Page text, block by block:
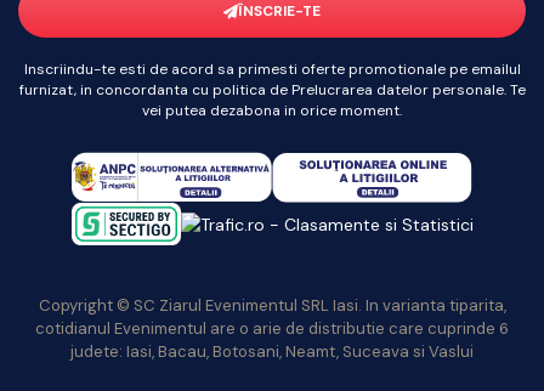
ÎNSCRIE-TE
Inscriindu-te esti de acord sa primesti oferte promotionale pe emailul
furnizat, in concordanta cu politica de Prelucrarea datelor personale. Te
vei putea dezabona in orice moment.
Copyright © SC Ziarul Evenimentul SRL Iasi. In varianta tiparita,
cotidianul Evenimentul are o arie de distributie care cuprinde 6
judete: Iasi, Bacau, Botosani, Neamt, Suceava si Vaslui